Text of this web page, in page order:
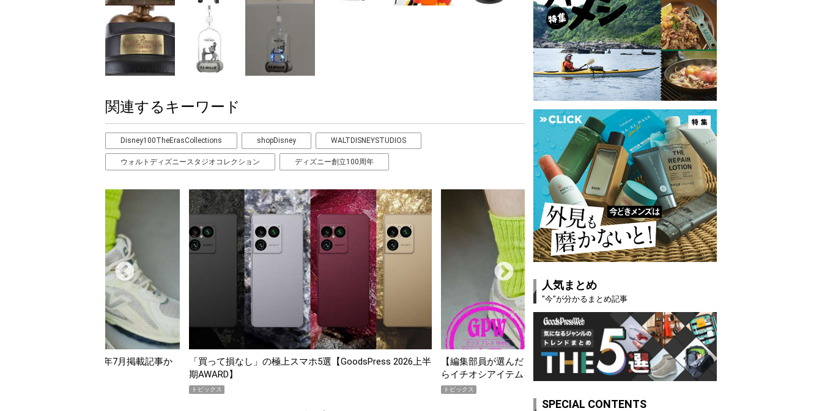
関連するキーワード
Disney100TheErasCollections shopDisney WALTDISNEYSTUDIOS
ウォルトディズニースタジオコレクション ディズニー創立100周年
なし」の極上スマホ5選【GoodsPress 2026上半
【編集部員が選んだ「指名買い」】2026年7月掲載記事か
らイチオシアイテムをピックアップ！
トピックス
「買って損なし」の極上スマホ5選【GoodsPress 2026上半
期AWARD】
トピックス
人気まとめ
"今"が分かるまとめ記事
SPECIAL CONTENTS